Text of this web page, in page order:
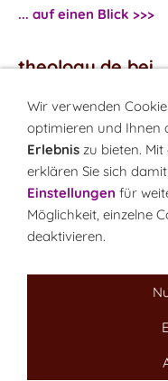
... auf einen Blick >>>
theology.de bei
...Facebook
...Twitter
Monatsrätsel
Rätseln & Gewinnen!
Wir verwenden
optimieren und Ihnen
Erlebnis zu bieten.
erklären Sie sich
Einstellungen für
Möglichkeit, einzelne
deaktivieren.